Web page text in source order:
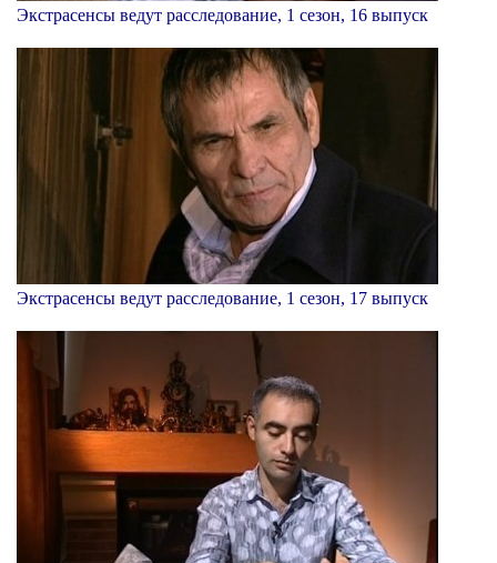
Экстрасенсы ведут расследование, 1 сезон, 16 выпуск
Экстрасенсы ведут расследование, 1 сезон, 17 выпуск